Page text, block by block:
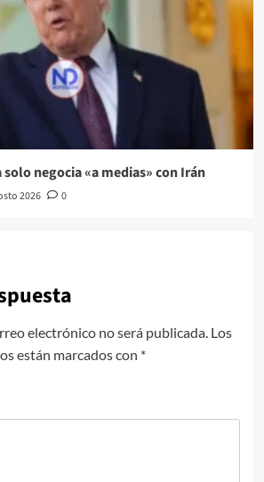
negocia «a medias» con Irán
2026 0
electrónico no será publicada. Los
están marcados con *